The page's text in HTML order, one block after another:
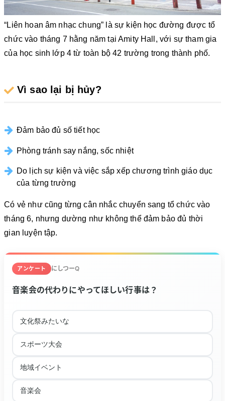
“Liên hoan âm nhạc chung” là sự kiện học đường được tổ
chức vào tháng 7 hằng năm tại Amity Hall, với sự tham gia
của học sinh lớp 4 từ toàn bộ 42 trường trong thành phố.
Vì sao lại bị hủy?
Đảm bảo đủ số tiết học
Phòng tránh say nắng, sốc nhiệt
Do lịch sự kiện và việc sắp xếp chương trình giáo dục
của từng trường
Có vẻ như cũng từng cân nhắc chuyển sang tổ chức vào
tháng 6, nhưng dường như không thể đảm bảo đủ thời
gian luyện tập.
アンケート にしつーQ
音楽会の代わりにやってほしい行事は？
文化祭みたいな
スポーツ大会
地域イベント
音楽会